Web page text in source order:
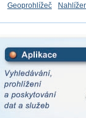
Geoprohlížeč